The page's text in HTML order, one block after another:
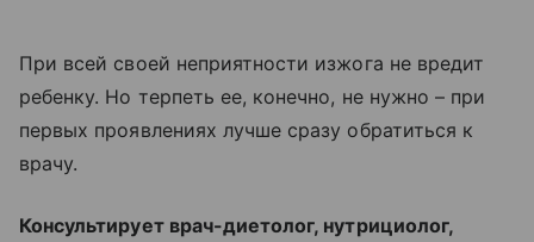
При всей своей неприятности изжога не вредит
ребенку. Но терпеть ее, конечно, не нужно – при
первых проявлениях лучше сразу обратиться к
врачу.
Консультирует врач-диетолог, нутрициолог,